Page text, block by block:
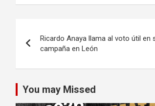
de
entradas
Ricardo Anaya llama al voto útil en
campaña en León
You may Missed